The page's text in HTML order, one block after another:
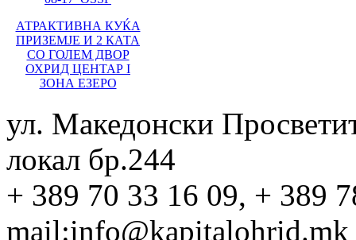
АТРАКТИВНА КУЌА
ПРИЗЕМЈЕ И 2 КАТА
СО ГОЛЕМ ДВОР
ОХРИД ЦЕНТАР I
ЗОНА ЕЗЕРО
ул. Македонски
локал бр.244
+ 389 70 33 16 09, + 389
mail:info@kapitalohrid.mk